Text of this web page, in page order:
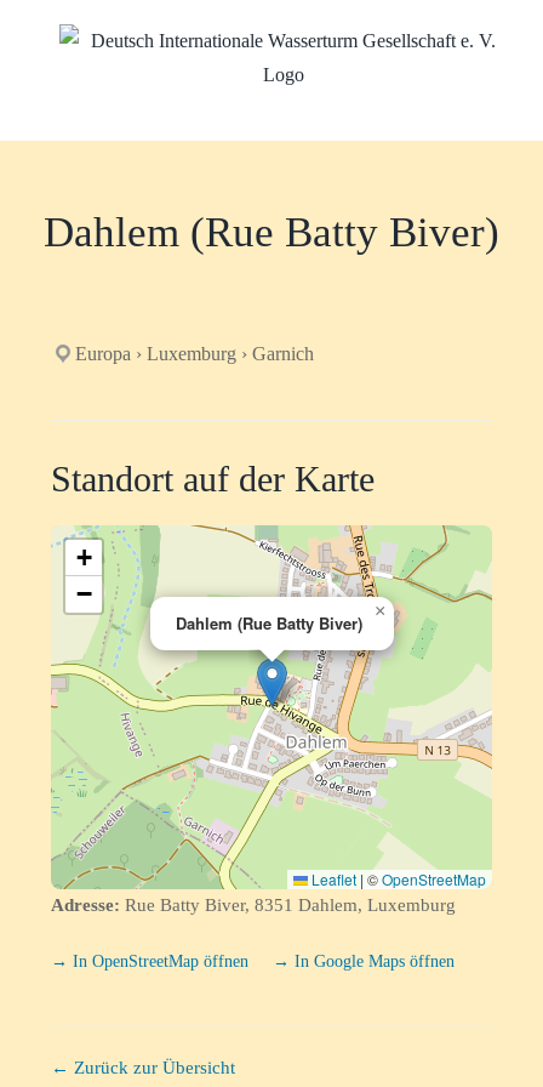
Dahlem (Rue Batty Biver)
Europa › Luxemburg › Garnich
Standort auf der Karte
Dahlem (Rue Batty Biver)
×
+
−
Leaflet | ©OpenStreetMap
Adresse: Rue Batty Biver, 8351 Dahlem, Luxemburg
→ In OpenStreetMap öffnen → In Google Maps öffnen
← Zurück zur Übersicht